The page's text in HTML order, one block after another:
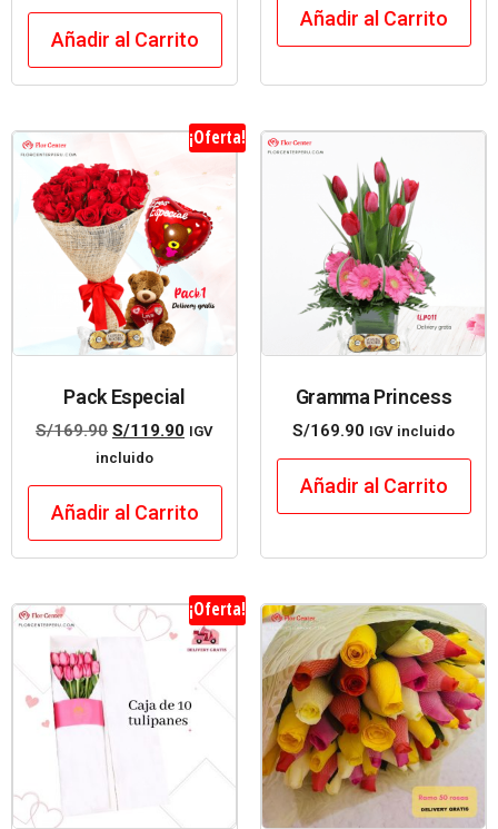
Añadir al Carrito
Añadir al Carrito
¡Oferta!
Pack Especial
S/169.90 S/119.90 IGV
incluido
Añadir al Carrito
Gramma Princess
S/169.90 IGV incluido
Añadir al Carrito
¡Oferta!